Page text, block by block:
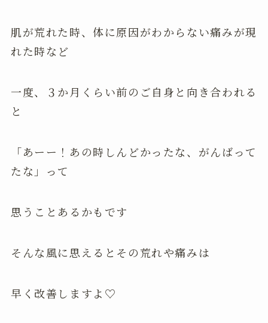
肌が荒れた時、体に原因がわからない痛みが現
れた時など
一度、３か月くらい前のご自身と向き合われる
と
「あーー！あの時しんどかったな、がんばって
たな」って
思うことあるかもです
そんな風に思えるとその荒れや痛みは
早く改善しますよ♡